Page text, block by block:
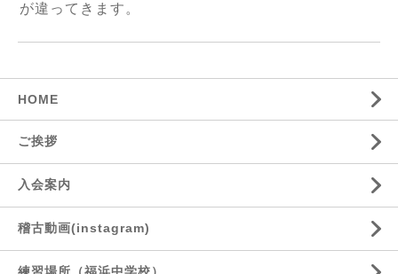
が違ってきます。
HOME
ご挨拶
入会案内
稽古動画(instagram)